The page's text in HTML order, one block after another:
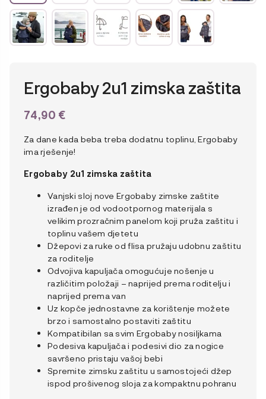
Ergobaby 2u1 zimska zaštita
74,90 €
Za dane kada beba treba dodatnu toplinu, Ergobaby
ima rješenje!
Ergobaby 2u1 zimska zaštita
Vanjski sloj nove Ergobaby zimske zaštite
izrađen je od vodootpornog materijala s
velikim prozračnim panelom koji pruža zaštitu i
toplinu vašem djetetu
Džepovi za ruke od flisa pružaju udobnu zaštitu
za roditelje
Odvojiva kapuljača omogućuje nošenje u
različitim položaji – naprijed prema roditelju i
naprijed prema van
Uz kopče jednostavne za korištenje možete
brzo i samostalno postaviti zaštitu
Kompatibilan sa svim Ergobaby nosiljkama
Podesiva kapuljača i podesivi dio za nogice
savršeno pristaju vašoj bebi
Spremite zimsku zaštitu u samostojeći džep
ispod prošivenog sloja za kompaktnu pohranu